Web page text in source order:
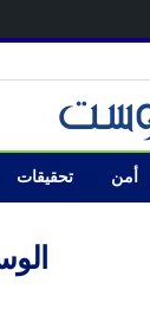
أمن تحقيقات